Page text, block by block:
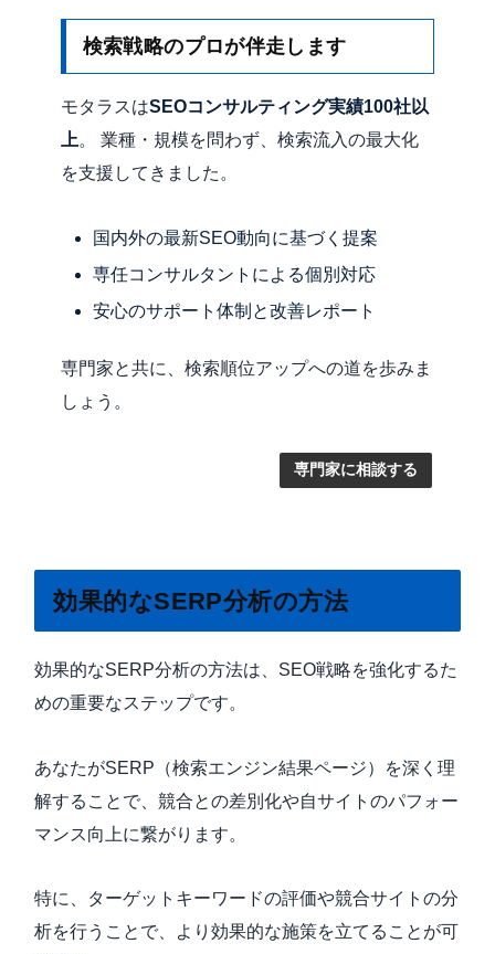
検索戦略のプロが伴走します
モタラスはSEOコンサルティング実績100社以
上。 業種・規模を問わず、検索流入の最大化
を支援してきました。
国内外の最新SEO動向に基づく提案
専任コンサルタントによる個別対応
安心のサポート体制と改善レポート
専門家と共に、検索順位アップへの道を歩みま
しょう。
専門家に相談する
効果的なSERP分析の方法
効果的なSERP分析の方法は、SEO戦略を強化するた
めの重要なステップです。
あなたがSERP（検索エンジン結果ページ）を深く理
解することで、競合との差別化や自サイトのパフォー
マンス向上に繋がります。
特に、ターゲットキーワードの評価や競合サイトの分
析を行うことで、より効果的な施策を立てることが可